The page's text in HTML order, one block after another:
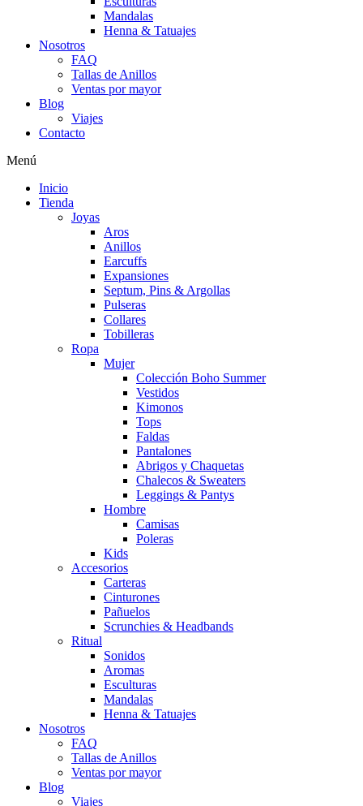
Mandalas
Henna & Tatuajes
Nosotros
FAQ
Tallas de Anillos
Ventas por mayor
Blog
Viajes
Contacto
Menú
Inicio
Tienda
Joyas
Aros
Anillos
Earcuffs
Expansiones
Septum, Pins & Argollas
Pulseras
Collares
Tobilleras
Ropa
Mujer
Colección Boho Summer
Vestidos
Kimonos
Tops
Faldas
Pantalones
Abrigos y Chaquetas
Chalecos & Sweaters
Leggings & Pantys
Hombre
Camisas
Poleras
Kids
Accesorios
Carteras
Cinturones
Pañuelos
Scrunchies & Headbands
Ritual
Sonidos
Aromas
Esculturas
Mandalas
Henna & Tatuajes
Nosotros
FAQ
Tallas de Anillos
Ventas por mayor
Blog
Viajes